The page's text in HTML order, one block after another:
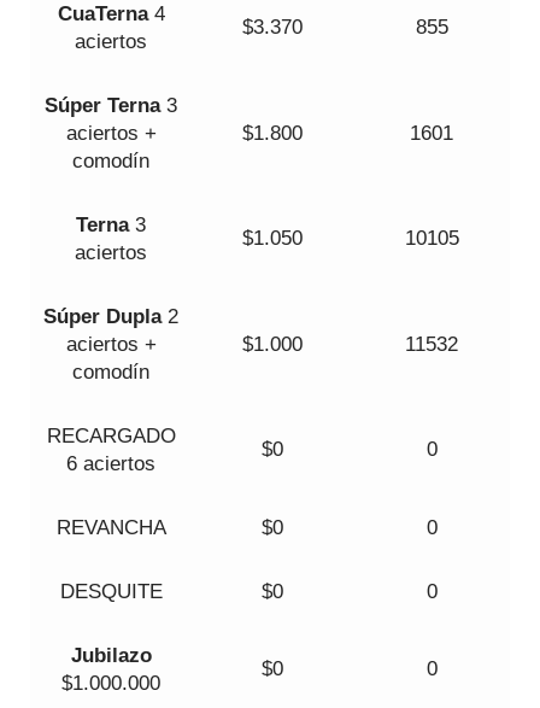
CuaTerna 4
aciertos
$3.370 855
Súper Terna 3
aciertos +
comodín
$1.800 1601
Terna 3
aciertos
$1.050 10105
Súper Dupla 2
aciertos +
comodín
$1.000 11532
RECARGADO
6 aciertos
$0 0
REVANCHA $0 0
DESQUITE $0 0
Jubilazo
$1.000.000
$0 0